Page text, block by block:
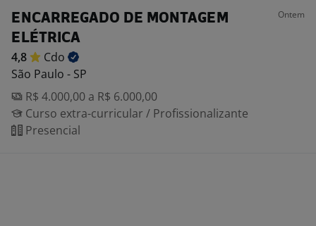
ENCARREGADO DE MONTAGEM
ELÉTRICA
Ontem
4,8
Cdo
São Paulo - SP
R$ 4.000,00 a R$ 6.000,00
Curso extra-curricular / Profissionalizante
Presencial